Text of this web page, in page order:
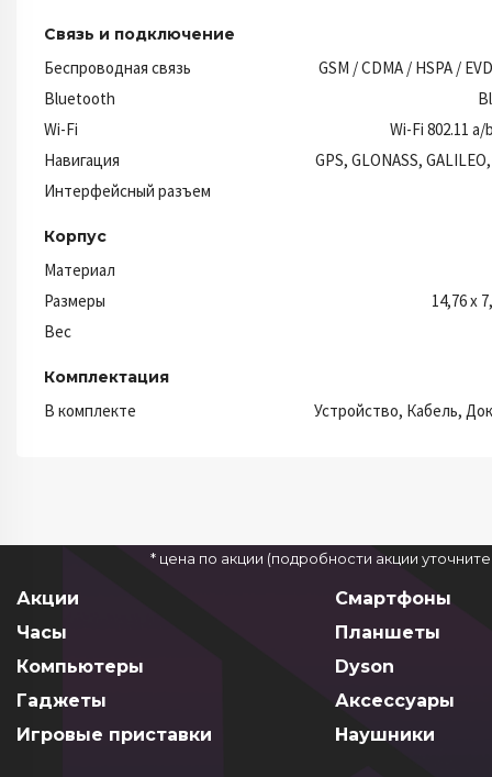
Связь и подключение
Беспроводная связь
GSM / CDMA / HSPA /
Bluetooth
Wi-Fi
Wi-Fi 802.11
Навигация
GPS, GLONASS,
Интерфейсный разъем
Корпус
Материал
Размеры
14,76 x
Вес
Комплектация
В комплекте Устройство, Кабель,
* цена по акции (подробности акции
Акции
Смартфоны
Часы
Планшеты
Компьютеры
Dyson
Гаджеты
Аксессуары
Игровые приставки
Наушники